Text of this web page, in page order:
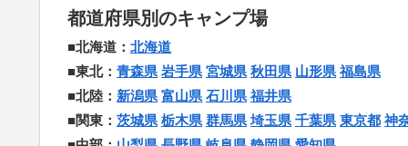
都道府県別のキャンプ場
■北海道： 北海道
■東北： 青森県 岩手県 宮城県 秋田県 山形県 福島県
■北陸： 新潟県 富山県 石川県 福井県
■関東： 茨城県 栃木県 群馬県 埼玉県 千葉県 東京都 神